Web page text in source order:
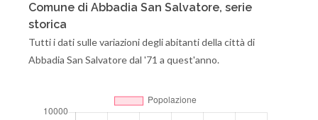
Comune di Abbadia San Salvatore, serie
storica
Tutti i dati sulle variazioni degli abitanti della città di
Abbadia San Salvatore dal '71 a quest'anno.